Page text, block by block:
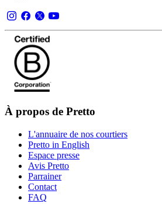
À propos de Pretto
L'annuaire de nos courtiers
Pretto in English
Espace presse
Avis Pretto
Parrainer
Contact
FAQ